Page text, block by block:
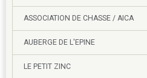
ASSOCIATION DE CHASSE / AICA
AUBERGE DE L'EPINE
LE PETIT ZINC